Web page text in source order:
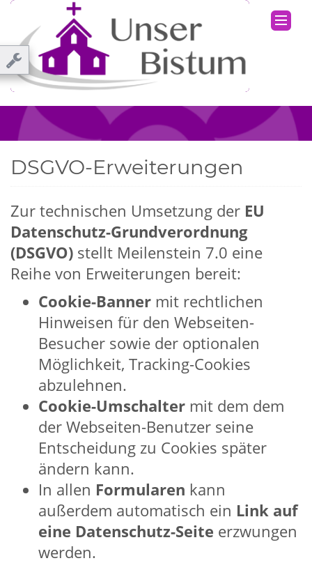
DSGVO-Erweiterungen
Zur technischen Umsetzung der EU
Datenschutz-Grundverordnung
(DSGVO) stellt Meilenstein 7.0 eine
Reihe von Erweiterungen bereit:
Cookie-Banner mit rechtlichen
Hinweisen für den Webseiten-
Besucher sowie der optionalen
Möglichkeit, Tracking-Cookies
abzulehnen.
Cookie-Umschalter mit dem dem
der Webseiten-Benutzer seine
Entscheidung zu Cookies später
ändern kann.
In allen Formularen kann
außerdem automatisch ein Link auf
eine Datenschutz-Seite erzwungen
werden.